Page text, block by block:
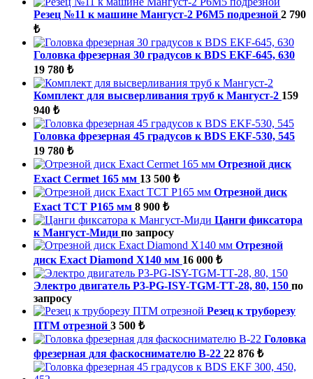
Резец №11 к машине Мангуст-2 Р6М5 подрезной 2 790
₺
Головка фрезерная 30 градусов к BDS EKF-645, 630
19 780 ₺
Комплект для высверливания труб к Мангуст-2 159
940 ₺
Головка фрезерная 45 градусов к BDS EKF-530, 545
19 780 ₺
Отрезной диск
Exact Cermet 165 мм 13 500 ₺
Отрезной диск
Exact TCT P165 мм 8 900 ₺
Цанги фиксатора
к Мангуст-Миди по запросу
Отрезной
диск Exact Diamond X140 мм 16 000 ₺
Электро двигатель P3-PG-ISY-TGM-ТТ-28, 80, 150 по
запросу
Резец к труборезу
ПТМ отрезной 3 500 ₺
Головка
фрезерная для фаскоснимателю B-22 22 876 ₺